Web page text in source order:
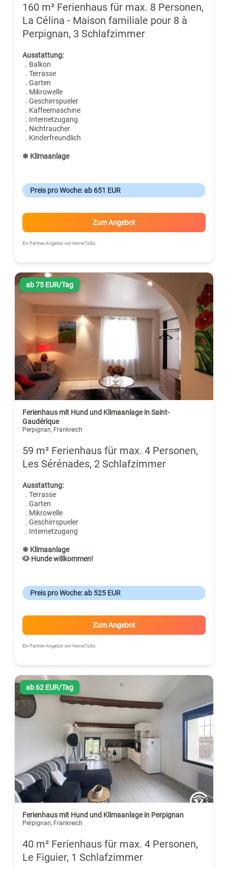
160 m² Ferienhaus für max. 8 Personen,
La Célina - Maison familiale pour 8 à
Perpignan, 3 Schlafzimmer
Ausstattung:
. Balkon
. Terrasse
. Garten
. Mikrowelle
. Geschirrspueler
. Kaffeemaschine
. Internetzugang
. Nichtraucher
. Kinderfreundlich
❄ Klimaanlage
Preis pro Woche: ab 651 EUR
Zum Angebot
Ein Partner-Angebot von HomeToGo
ab 75 EUR/Tag
Ferienhaus mit Hund und Klimaanlage in Saint-
Gaudérique
Perpignan, Frankreich
59 m² Ferienhaus für max. 4 Personen,
Les Sérénades, 2 Schlafzimmer
Ausstattung:
. Terrasse
. Garten
. Mikrowelle
. Geschirrspueler
. Internetzugang
❄ Klimaanlage
🐶 Hunde willkommen!
Preis pro Woche: ab 525 EUR
Zum Angebot
Ein Partner-Angebot von HomeToGo
ab 62 EUR/Tag
Ferienhaus mit Hund und Klimaanlage in Perpignan
Perpignan, Frankreich
40 m² Ferienhaus für max. 4 Personen,
Le Figuier, 1 Schlafzimmer